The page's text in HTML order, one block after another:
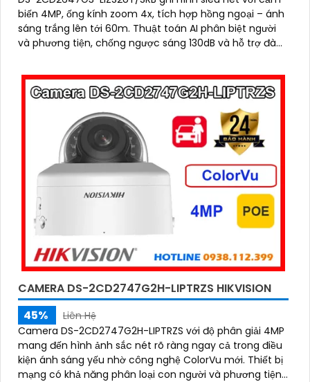
biến 4MP, ống kính zoom 4x, tích hợp hồng ngoại – ánh
sáng trắng lên tới 60m. Thuật toán AI phân biệt người
và phương tiện, chống ngược sáng 130dB và hỗ trợ đàm
IP67
CAMERA DS-2CD2747G2H-LIPTRZS HIKVISION
45%
Liên Hệ
Camera DS-2CD2747G2H-LIPTRZS với độ phân giải 4MP
mang đến hình ảnh sắc nét rõ ràng ngay cả trong điều
kiện ánh sáng yếu nhờ công nghệ ColorVu mới. Thiết bị
mạng có khả năng phân loại con người và phương tiện,